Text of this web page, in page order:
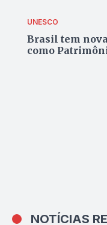
UNESCO
Brasil tem
como
NOTÍCIAS